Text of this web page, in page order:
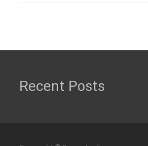
Recent Posts